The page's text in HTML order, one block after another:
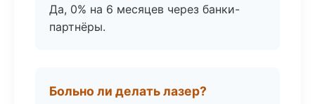
Да, 0% на 6 месяцев через банки-
партнёры.
Больно ли делать лазер?